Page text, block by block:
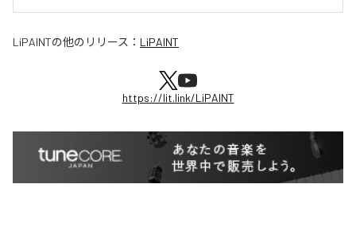
LiPAINTの他のリリース： LiPAINT
https://lit.link/LiPAINT